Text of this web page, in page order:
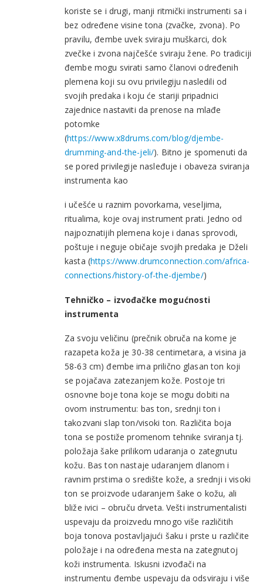
koriste se i drugi, manji ritmički instrumenti sa i
bez određene visine tona (zvačke, zvona). Po
pravilu, đembe uvek sviraju muškarci, dok
zvečke i zvona najčešće sviraju žene. Po tradiciji
đembe mogu svirati samo članovi određenih
plemena koji su ovu privilegiju nasledili od
svojih predaka i koju će stariji pripadnici
zajednice nastaviti da prenose na mlađe
potomke
(https://www.x8drums.com/blog/djembe-
drumming-and-the-jeli/). Bitno je spomenuti da
se pored privilegije nasleđuje i obaveza sviranja
instrumenta kao
i učešće u raznim povorkama, veseljima,
ritualima, koje ovaj instrument prati. Jedno od
najpoznatijih plemena koje i danas sprovodi,
poštuje i neguje običaje svojih predaka je Dželi
kasta (https://www.drumconnection.com/africa-
connections/history-of-the-djembe/)
Tehničko – izvođačke mogućnosti
instrumenta
Za svoju veličinu (prečnik obruča na kome je
razapeta koža je 30-38 centimetara, a visina ja
58-63 cm) đembe ima prilično glasan ton koji
se pojačava zatezanjem kože. Postoje tri
osnovne boje tona koje se mogu dobiti na
ovom instrumentu: bas ton, srednji ton i
takozvani slap ton/visoki ton. Različita boja
tona se postiže promenom tehnike sviranja tj.
položaja šake prilikom udaranja o zategnutu
kožu. Bas ton nastaje udaranjem dlanom i
ravnim prstima o središte kože, a srednji i visoki
ton se proizvode udaranjem šake o kožu, ali
bliže ivici – obruču drveta. Vešti instrumentalisti
uspevaju da proizvedu mnogo više različitih
boja tonova postavljajući šaku i prste u različite
položaje i na određena mesta na zategnutoj
koži instrumenta. Iskusni izvođači na
instrumentu đembe uspevaju da odsviraju i više